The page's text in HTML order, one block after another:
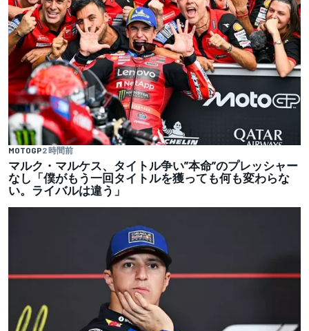
MOTOGP2 時間前
マルク・マルケス、タイトル争い”本命”のプレッシャー
なし「僕がもう一回タイトルを獲っても何も変わらな
い。ライバルは違う」